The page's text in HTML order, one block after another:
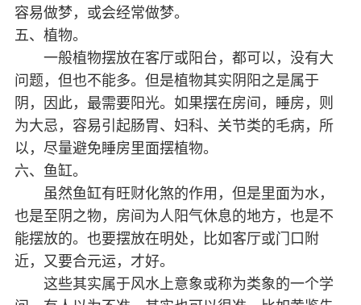
容易做梦，或会经常做梦。
五、植物。
一般植物摆放在客厅或阳台，都可以，没有大
问题，但也不能多。但是植物其实阴阳之是属于
阴，因此，最需要阳光。如果摆在房间，睡房，则
为大忌，容易引起肠胃、妇科、关节类的毛病，所
以，尽量避免睡房里面摆植物。
六、鱼缸。
虽然鱼缸有旺财化煞的作用，但是里面为水，
也是至阴之物，房间为人阳气休息的地方，也是不
能摆放的。也要摆放在明处，比如客厅或门口附
近，又要合元运，才好。
这些其实属于风水上意象或称为类象的一个学